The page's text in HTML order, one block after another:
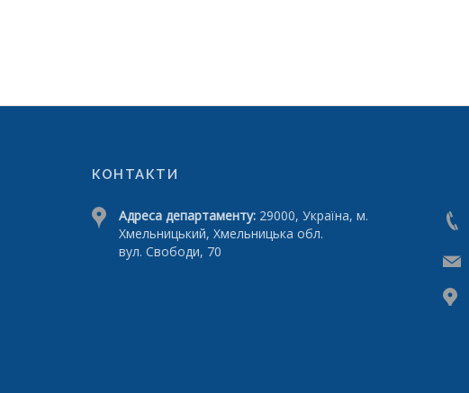
КОНТАКТИ
Адреса департаменту: 29000, Україна, м.
Хмельницький, Хмельницька обл.
вул. Свободи, 70